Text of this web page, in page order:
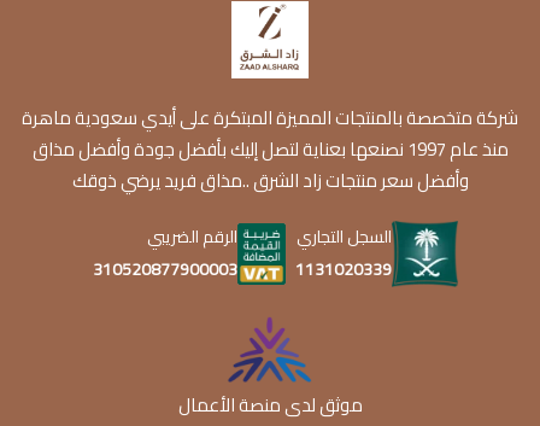
شركة متخصصة بالمنتجات المميزة المبتكرة على أيدي سعودية ماهرة
منذ عام 1997 نصنعها بعناية لتصل إليك بأفضل جودة وأفضل مذاق
وأفضل سعر منتجات زاد الشرق ..مذاق فريد يرضي ذوقك
السجل التجاري
1131020339
الرقم الضريبي
310520877900003
موثق لدى منصة الأعمال